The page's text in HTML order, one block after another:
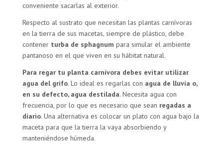
conveniente sacarlas al exterior.
Respecto al sustrato que necesitan las plantas carnívoras
en la tierra de sus macetas, siempre de plástico, debe
contener turba de sphagnum para simular el ambiente
pantanoso en el que viven en su hábitat natural.
Para regar tu planta carnívora debes evitar utilizar
agua del grifo. Lo ideal es regarlas con agua de lluvia o,
en su defecto, agua destilada. Necesita agua con
frecuencia, por lo que es necesario que sean regadas a
diario. Una alternativa es colocar un plato con agua bajo la
maceta para que la tierra la vaya absorbiendo y
manteniéndose húmeda.